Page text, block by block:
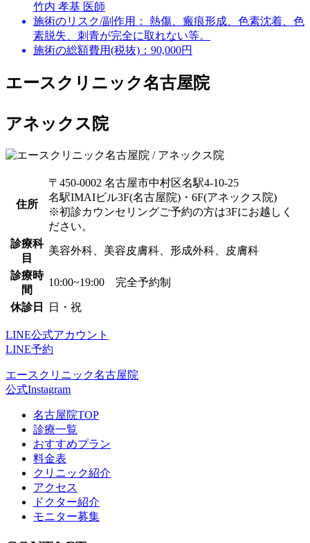
竹内 孝基 医師
施術のリスク/副作用：
熱傷、瘢痕形成、色素沈着、色
素脱失、刺青が完全に取れない等。
施術の総額費用(税抜)： 90,000円
エースクリニック名古屋院
アネックス院
住所
〒450-0002 名古屋市中村区名駅4-10-25
名駅IMAIビル3F(名古屋院)・6F(アネックス院)
※初診カウンセリングご予約の方は3Fにお越しく
ださい。
診療科
目
美容外科、美容皮膚科、形成外科、皮膚科
診療時
間
10:00~19:00 完全予約制
休診日 日・祝
LINE公式アカウント
LINE予約
エースクリニック名古屋院
公式Instagram
名古屋院TOP
診療一覧
おすすめプラン
料金表
クリニック紹介
アクセス
ドクター紹介
モニター募集